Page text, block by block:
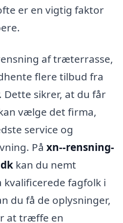
er en vigtig faktor
af træterrasse,
flere tilbud fra
sikrer, at du får
vælge det firma,
service og
På xn--rensning-
kan du nemt
fagfolk i
du få de oplysninger,
at træffe en